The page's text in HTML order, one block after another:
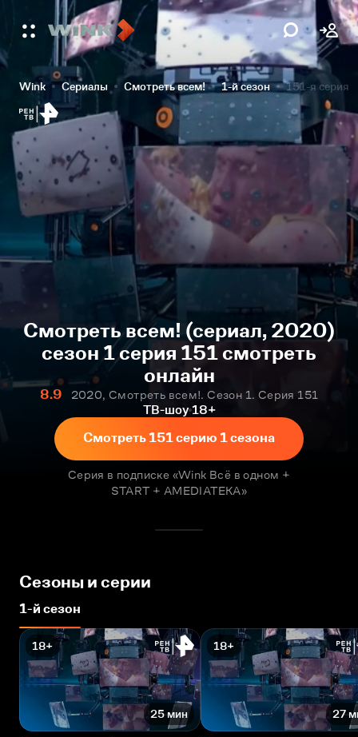
Wink Сериалы Смотреть всем! 1-й сезон 151-я серия
Смотреть всем! (сериал, 2020)
сезон 1 серия 151 смотреть
онлайн
8.9
2020, Смотреть всем!. Сезон 1. Серия 151
ТВ-шоу 18+
Смотреть 151 серию 1 сезона
Серия в подписке «Wink Всё в одном +
START + AMEDIATEKA»
Сезоны и серии
1-й сезон
18+
25 мин
18+
27